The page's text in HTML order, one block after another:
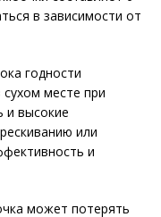
в зависимости от
годности
месте при
и высокие
или
и
может потерять